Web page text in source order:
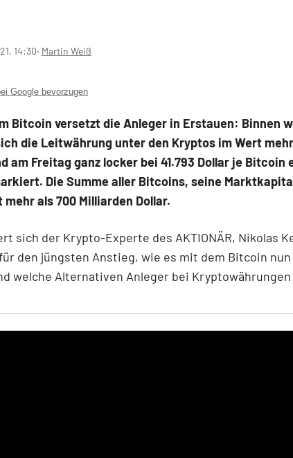
14:30‧ Martin Weiß
Google bevorzugen
Bitcoin versetzt die Anleger in Erstauen: Binnen
die Leitwährung unter den Kryptos im Wert
am Freitag ganz locker bei 41.793 Dollar je Bitcoin
Die Summe aller Bitcoins, seine
als 700 Milliarden Dollar.
sich der Krypto-Experte des AKTIONÄR, Nikolas
den jüngsten Anstieg, wie es mit dem Bitcoin nun
welche Alternativen Anleger bei Kryptowährungen